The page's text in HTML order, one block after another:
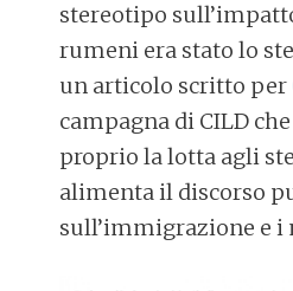
stereotipo
rumeni era stato lo
un articolo scritto per
campagna di CILD
proprio la lotta agli
alimenta il discorso
sull’immigrazione e i